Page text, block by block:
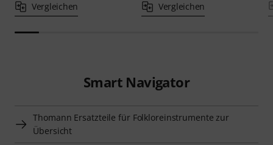
Vergleichen Vergleichen
Smart Navigator
Thomann Ersatzteile für Folkloreinstrumente zur
Übersicht